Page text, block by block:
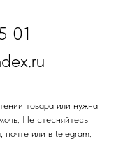
01
товара или нужна
Не стесняйтесь
или в telegram.